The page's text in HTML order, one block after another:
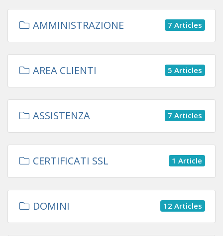
7 Articles
AMMINISTRAZIONE
5 Articles
AREA CLIENTI
7 Articles
ASSISTENZA
1 Article
CERTIFICATI SSL
12 Articles
DOMINI